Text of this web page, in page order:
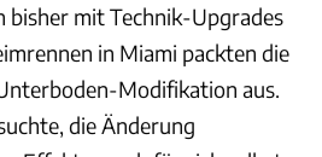
bisher mit Technik-Upgrades
in Miami packten die
Modifikation aus.
die Änderung